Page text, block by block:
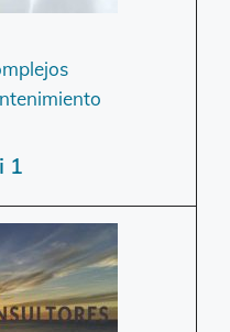
1